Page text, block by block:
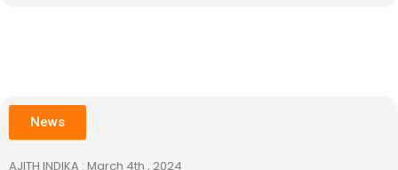
News
AJITH INDIKA : March 4th , 2024